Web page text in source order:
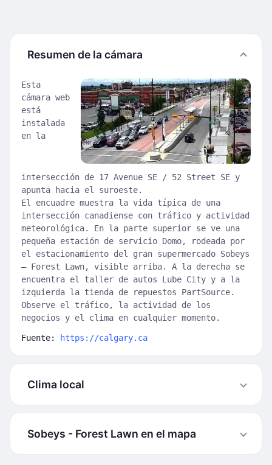
Resumen de la cámara
Esta
cámara web
está
instalada
en la
intersección de 17 Avenue SE / 52 Street SE y
apunta hacia el suroeste.
El encuadre muestra la vida típica de una
intersección canadiense con tráfico y actividad
meteorológica. En la parte superior se ve una
pequeña estación de servicio Domo, rodeada por
el estacionamiento del gran supermercado Sobeys
– Forest Lawn, visible arriba. A la derecha se
encuentra el taller de autos Lube City y a la
izquierda la tienda de repuestos PartSource.
Observe el tráfico, la actividad de los
negocios y el clima en cualquier momento.
Fuente: https://calgary.ca
Clima local
Sobeys - Forest Lawn en el mapa